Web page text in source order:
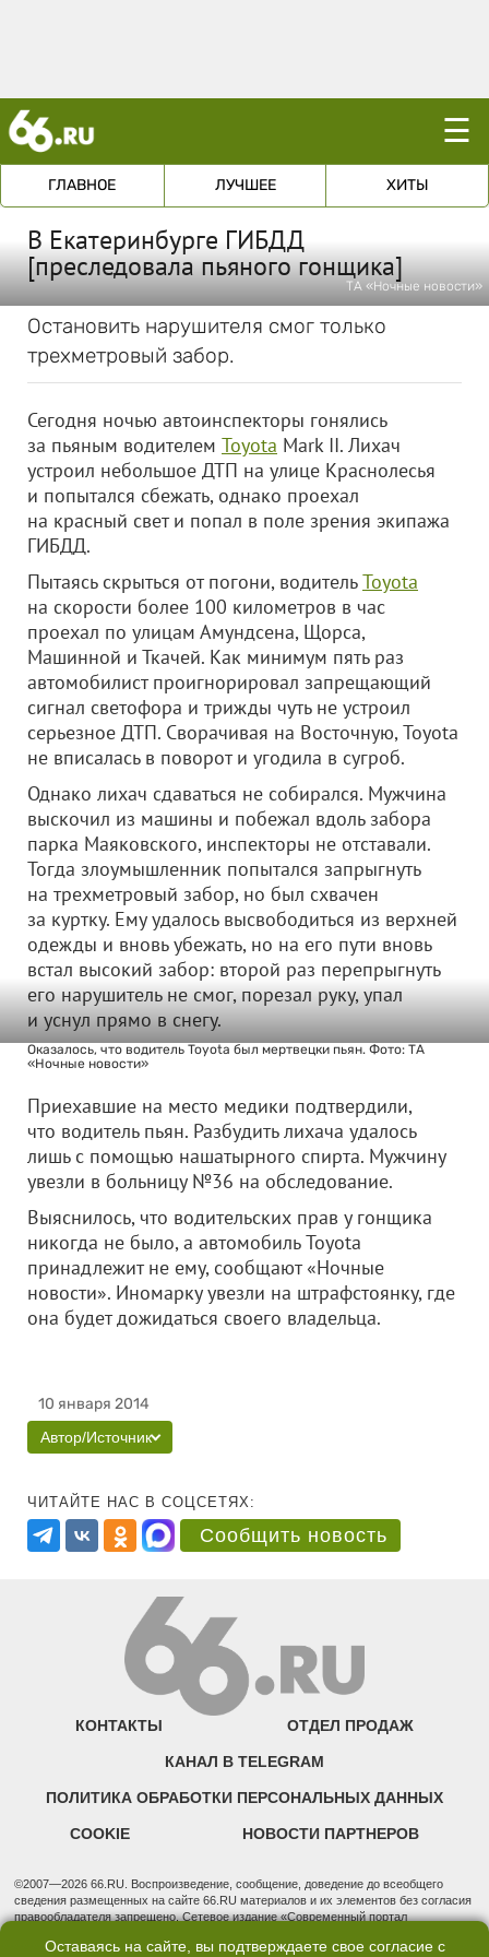
☰
ГЛАВНОЕ ЛУЧШЕЕ ХИТЫ
В Екатеринбурге ГИБДД
[преследовала пьяного гонщика]
ТА «Ночные новости»
Остановить нарушителя смог только
трехметровый забор.
Сегодня ночью автоинспекторы гонялись
за пьяным водителем Toyota Mark II. Лихач
устроил небольшое ДТП на улице Краснолесья
и попытался сбежать, однако проехал
на красный свет и попал в поле зрения экипажа
ГИБДД.
Пытаясь скрыться от погони, водительToyota
на скорости более 100 километров в час
проехал по улицам Амундсена, Щорса,
Машинной и Ткачей. Как минимум пять раз
автомобилист проигнорировал запрещающий
сигнал светофора и трижды чуть не устроил
серьезное ДТП. Сворачивая на Восточную, Toyota
не вписалась в поворот и угодила в сугроб.
Однако лихач сдаваться не собирался. Мужчина
выскочил из машины и побежал вдоль забора
парка Маяковского, инспекторы не отставали.
Тогда злоумышленник попытался запрыгнуть
на трехметровый забор, но был схвачен
за куртку. Ему удалось высвободиться из верхней
одежды и вновь убежать, но на его пути вновь
встал высокий забор: второй раз перепрыгнуть
его нарушитель не смог, порезал руку, упал
и уснул прямо в снегу.
Оказалось, что водитель Toyota был мертвецки пьян. Фото: ТА
«Ночные новости»
Приехавшие на место медики подтвердили,
что водитель пьян. Разбудить лихача удалось
лишь с помощью нашатырного спирта. Мужчину
увезли в больницу №36 на обследование.
Выяснилось, что водительских прав у гонщика
никогда не было, а автомобиль Toyota
принадлежит не ему, сообщают «Ночные
новости». Иномарку увезли на штрафстоянку, где
она будет дожидаться своего владельца.
10 января 2014
Автор/Источник
ЧИТАЙТЕ НАС В СОЦСЕТЯХ:
Сообщить новость
КОНТАКТЫ ОТДЕЛ ПРОДАЖ
КАНАЛ В TELEGRAM
ПОЛИТИКА ОБРАБОТКИ ПЕРСОНАЛЬНЫХ ДАННЫХ
COOKIE НОВОСТИ ПАРТНЕРОВ
©2007—2026 66.RU. Воспроизведение, сообщение, доведение до всеобщего
сведения размещенных на сайте 66.RU материалов и их элементов без согласия
правообладателя запрещено. Сетевое издание «Современный портал
надзору в сфере связи, информационных технологий и массовых коммуникаций
Оставаясь на сайте, вы подтверждаете свое согласие с